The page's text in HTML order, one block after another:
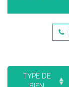
TYPE DE